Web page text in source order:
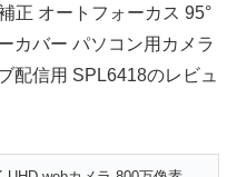
正 オートフォーカス 95°
カバー パソコン用カメラ
配信用 SPL6418のレビュ